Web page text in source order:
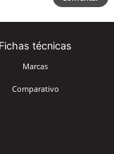
Fichas técnicas
Marcas
Comparativo